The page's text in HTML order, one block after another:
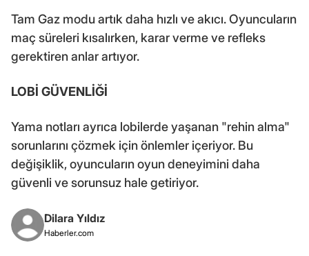
Tam Gaz modu artık daha hızlı ve akıcı. Oyuncuların
maç süreleri kısalırken, karar verme ve refleks
gerektiren anlar artıyor.
LOBİ GÜVENLİĞİ
Yama notları ayrıca lobilerde yaşanan "rehin alma"
sorunlarını çözmek için önlemler içeriyor. Bu
değişiklik, oyuncuların oyun deneyimini daha
güvenli ve sorunsuz hale getiriyor.
Dilara Yıldız
Haberler.com